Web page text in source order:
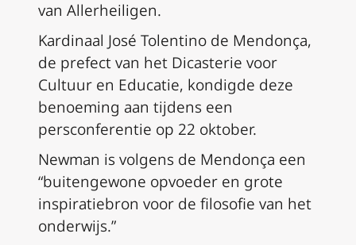
van Allerheiligen.
Kardinaal José Tolentino de Mendonça,
de prefect van het Dicasterie voor
Cultuur en Educatie, kondigde deze
benoeming aan tijdens een
persconferentie op 22 oktober.
Newman is volgens de Mendonça een
“buitengewone opvoeder en grote
inspiratiebron voor de filosofie van het
onderwijs.”